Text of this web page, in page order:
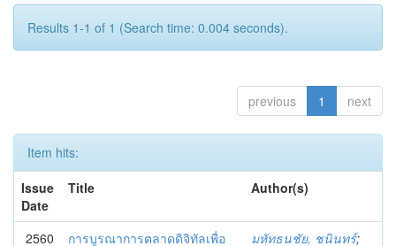
Results 1-1 of 1 (Search time: 0.004 seconds).
previous 1 next
Item hits:
Issue
Date
Title Author(s)
2560
การบูรณาการตลาดดิจิทัลเพื่อ
มหัทธนชัย, ชนินทร์;